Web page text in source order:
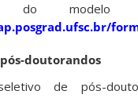
do modelo
doutorandos
de pós-